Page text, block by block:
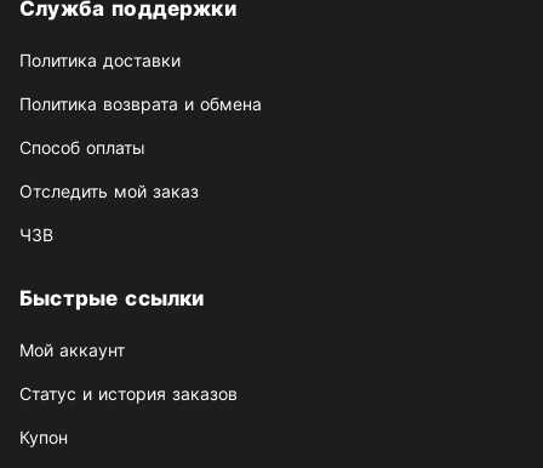
Служба поддержки
Политика доставки
Политика возврата и обмена
Способ оплаты
Отследить мой заказ
ЧЗВ
Быстрые ссылки
Мой аккаунт
Статус и история заказов
Купон